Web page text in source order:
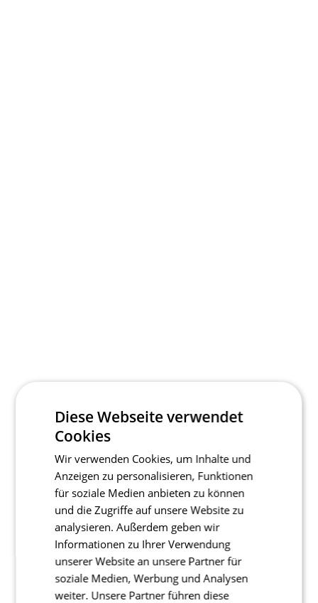
Diese Webseite verwendet
Cookies
Wir verwenden Cookies, um Inhalte und
Anzeigen zu personalisieren, Funktionen
für soziale Medien anbieten zu können
und die Zugriffe auf unsere Website zu
analysieren. Außerdem geben wir
Informationen zu Ihrer Verwendung
unserer Website an unsere Partner für
soziale Medien, Werbung und Analysen
weiter. Unsere Partner führen diese